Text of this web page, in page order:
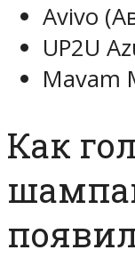
Avivo
UP2U
Mavam
Как